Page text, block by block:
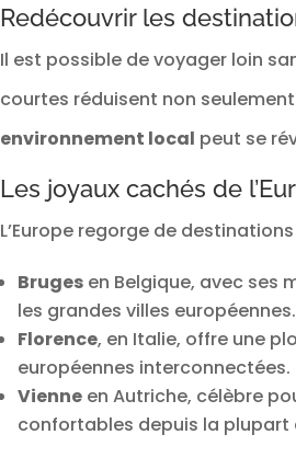
Redécouvrir les
Il est possible de voyager loin
courtes réduisent non
environnement local peut se
Les joyaux cachés de
L’Europe regorge de
Brugesen Belgique, avec ses
les grandes villes européennes.
Florence, en Italie, offre une
européennes interconnectées.
Vienneen Autriche, célèbre
confortables depuis la plupart